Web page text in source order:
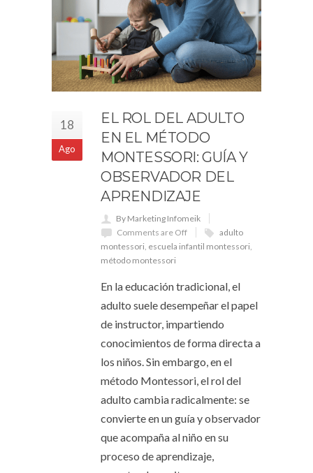
18
Ago
EL ROL DEL ADULTO
EN EL MÉTODO
MONTESSORI: GUÍA Y
OBSERVADOR DEL
APRENDIZAJE
By Marketing Infomeik
Comments are Off
adulto
montessori, escuela infantil montessori,
método montessori
En la educación tradicional, el
adulto suele desempeñar el papel
de instructor, impartiendo
conocimientos de forma directa a
los niños. Sin embargo, en el
método Montessori, el rol del
adulto cambia radicalmente: se
convierte en un guía y observador
que acompaña al niño en su
proceso de aprendizaje,